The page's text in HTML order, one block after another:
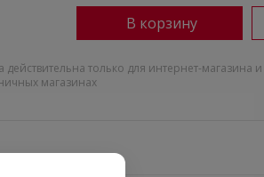
В корзину
действительна только для интернет-магазина
магазинах